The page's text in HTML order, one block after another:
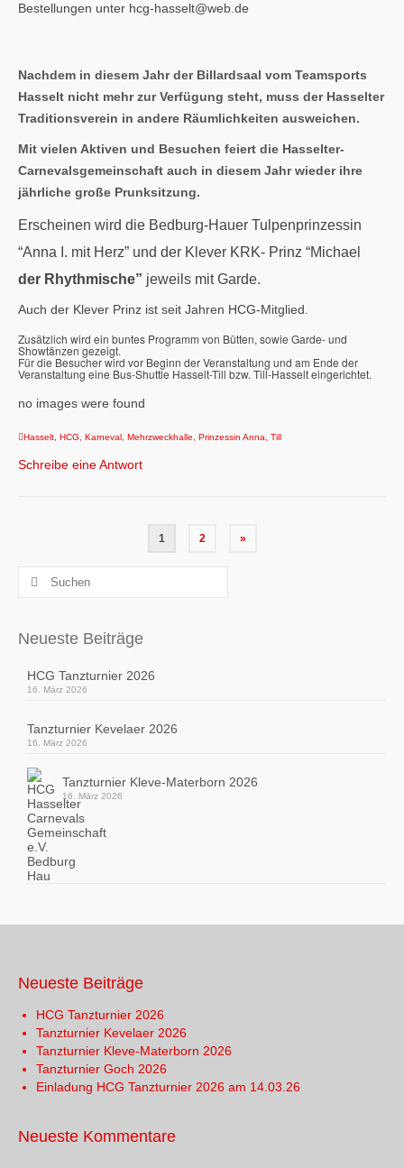
Bestellungen unter hcg-hasselt@web.de
Nachdem in diesem Jahr der Billardsaal vom Teamsports
Hasselt nicht mehr zur Verfügung steht, muss der Hasselter
Traditionsverein in andere Räumlichkeiten ausweichen.
Mit vielen Aktiven und Besuchen feiert die Hasselter-
Carnevalsgemeinschaft auch in diesem Jahr wieder ihre
jährliche große Prunksitzung.
Erscheinen wird die Bedburg-Hauer Tulpenprinzessin
“Anna I. mit Herz” und der Klever KRK- Prinz “Michael
der Rhythmische” jeweils mit Garde.
Auch der Klever Prinz ist seit Jahren HCG-Mitglied.
Zusätzlich wird ein buntes Programm von Bütten, sowie Garde- und
Showtänzen gezeigt.
Für die Besucher wird vor Beginn der Veranstaltung und am Ende der
Veranstaltung eine Bus-Shuttle Hasselt-Till bzw. Till-Hasselt eingerichtet.
no images were found
Hasselt, HCG, Karneval , Mehrzweckhalle, Prinzessin Anna, Till
Schreibe eine Antwort
Seitennummerierung
Beiträge
1 2 »
Suchen
Neueste Beiträge
HCG Tanzturnier 2026
16. März 2026
Tanzturnier Kevelaer 2026
16. März 2026
Tanzturnier Kleve-Materborn 2026
16. März 2026
Neueste Beiträge
HCG Tanzturnier 2026
Tanzturnier Kevelaer 2026
Tanzturnier Kleve-Materborn 2026
Tanzturnier Goch 2026
Einladung HCG Tanzturnier 2026 am 14.03.26
Neueste Kommentare